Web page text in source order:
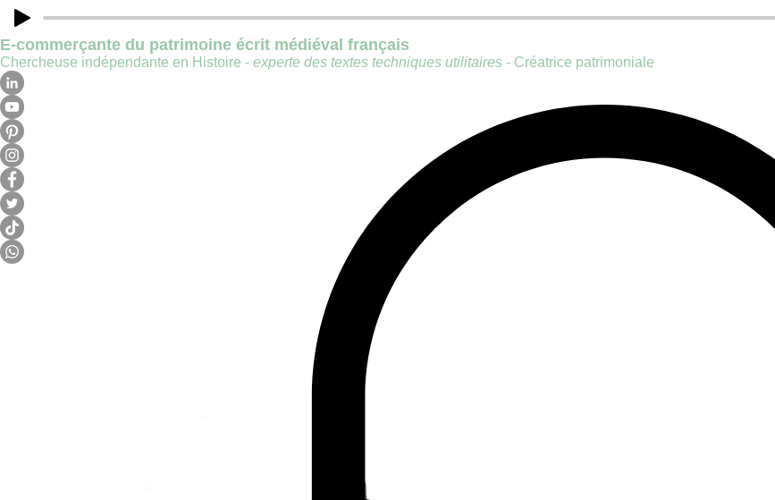
E-commerçante du patrimoine écrit médiéval français
Chercheuse indépendante en Histoire - experte des textes techniques utilitaires - Créatrice patrimoniale